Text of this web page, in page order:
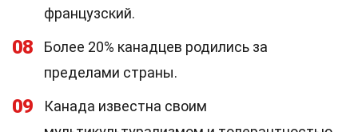
французский.
08
Более 20% канадцев родились за
пределами страны.
09
Канада известна своим